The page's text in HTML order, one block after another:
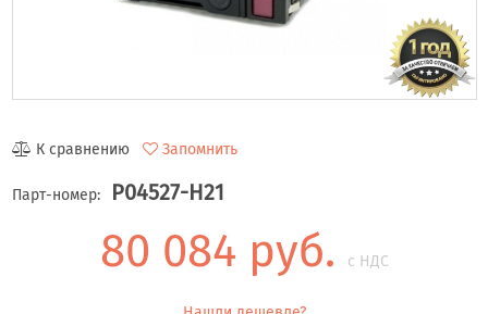
К сравнению Запомнить
Парт-номер: P04527-H21
80 084 руб. с НДС